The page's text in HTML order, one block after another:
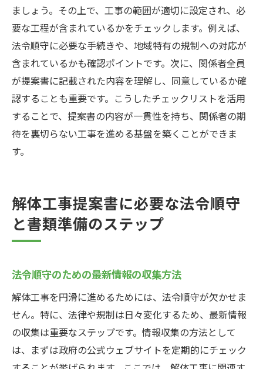
ましょう。その上で、工事の範囲が適切に設定され、必
要な工程が含まれているかをチェックします。例えば、
法令順守に必要な手続きや、地域特有の規制への対応が
含まれているかも確認ポイントです。次に、関係者全員
が提案書に記載された内容を理解し、同意しているか確
認することも重要です。こうしたチェックリストを活用
することで、提案書の内容が一貫性を持ち、関係者の期
待を裏切らない工事を進める基盤を築くことができま
す。
解体工事提案書に必要な法令順守
と書類準備のステップ
法令順守のための最新情報の収集方法
解体工事を円滑に進めるためには、法令順守が欠かせま
せん。特に、法律や規制は日々変化するため、最新情報
の収集は重要なステップです。情報収集の方法として
は、まずは政府の公式ウェブサイトを定期的にチェック